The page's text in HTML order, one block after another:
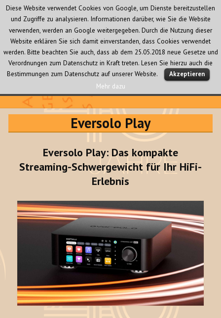
Audio Creativ
MENÜ
UND
Eversolo Play
Eversolo Play: Das kompakte
Streaming-Schwergewicht für Ihr HiFi-
Erlebnis
Diese Website verwendet Cookies von Google, um Dienste bereitzustellen
und Zugriffe zu analysieren. Informationen darüber, wie Sie die Website
verwenden, werden an Google weitergegeben. Durch die Nutzung dieser
Website erklären Sie sich damit einverstanden, dass Cookies verwendet
werden. Bitte beachten Sie auch, dass ab dem 25.05.2018 neue Gesetze und
Verordnungen zum Datenschutz in Kraft treten. Lesen Sie hierzu auch die
Bestimmungen zum Datenschutz auf unserer Website.
Akzeptieren
Mehr dazu